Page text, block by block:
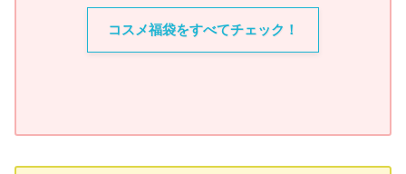
コスメ福袋をすべてチェック！